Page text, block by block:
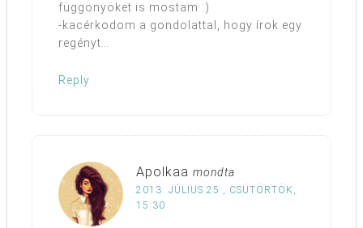
függönyöket is mostam :)
-kacérkodom a gondolattal, hogy írok egy
regényt…
Reply
Apolkaa mondta
2013. JÚLIUS 25., CSÜTÖRTÖK,
15:30